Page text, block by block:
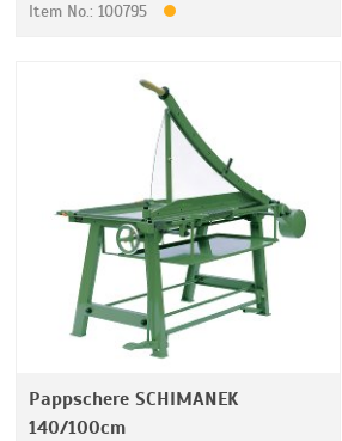
Item No.: 100795
Pappschere SCHIMANEK
140/100cm